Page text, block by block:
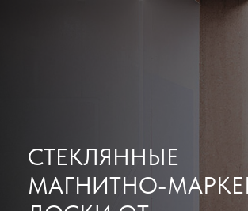
СТЕКЛЯННЫЕ
МАГНИТНО-